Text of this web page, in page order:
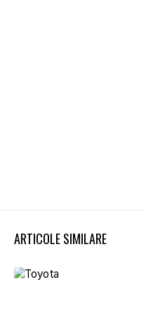
ARTICOLE SIMILARE